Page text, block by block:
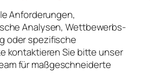
Anforderungen,
Analysen, Wettbewerbs-
oder spezifische
kontaktieren Sie bitte unser
für maßgeschneiderte